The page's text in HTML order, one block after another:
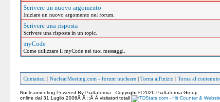
Scrivere un nuovo argomento
Iniziare un nuovo argomento nel forum.
Scrivere una risposta
Scrivere una risposta in un topic.
myCode
Come utilizzare il myCode nei tuoi messaggi.
Contattaci |NuclearMeeting.com - forum nucleare |Torna all'inizio |Torna al contenuto
Nuclearmeeting Powered By Piattaforma - Copyright © 2026 Piattaforma Group
online dal 31 Luglio 2006Â Â ::Â Â visitatori totali